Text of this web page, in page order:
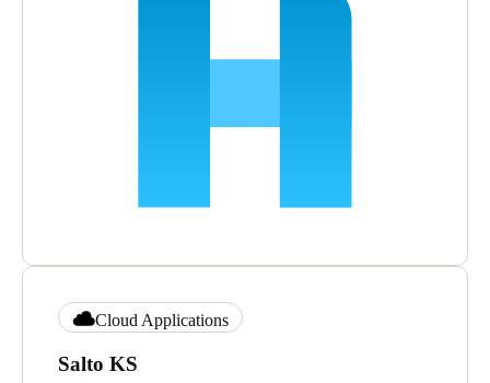
Cloud Applications
Salto KS